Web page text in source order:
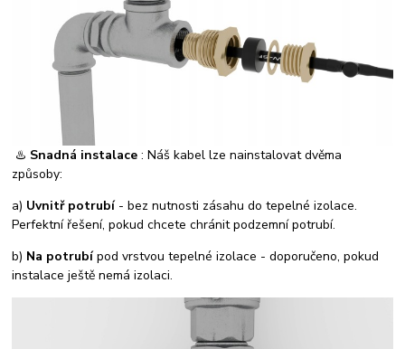
♨️ Snadná instalace : Náš kabel lze nainstalovat dvěma
způsoby:
a) Uvnitř potrubí- bez nutnosti zásahu do tepelné izolace.
Perfektní řešení, pokud chcete chránit podzemní potrubí.
b) Na potrubípod vrstvou tepelné izolace - doporučeno, pokud
instalace ještě nemá izolaci.